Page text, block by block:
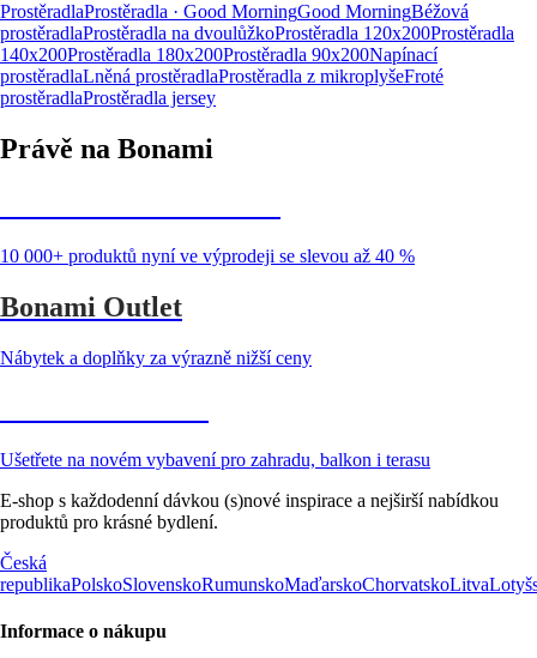
ProstěradlaProstěradla · Good MorningGood MorningBéžová
prostěradlaProstěradla na dvoulůžkoProstěradla 120x200Prostěradla
140x200Prostěradla 180x200Prostěradla 90x200Napínací
prostěradlaLněná prostěradlaProstěradla z mikroplyšeFroté
prostěradlaProstěradla jersey
Právě na Bonami
10 000+ produktů nyní ve výprodeji se slevou až 40 %
Bonami Outlet
Nábytek a doplňky za výrazně nižší ceny
Ušetřete na novém vybavení pro zahradu, balkon i terasu
E-shop s každodenní dávkou (s)nové inspirace a nejširší nabídkou
produktů pro krásné bydlení.
Česká
republikaPolskoSlovenskoRumunskoMaďarskoChorvatskoLitva
Informace o nákupu